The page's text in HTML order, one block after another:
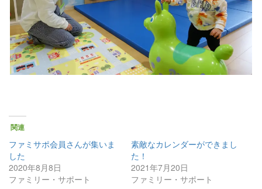
関連
ファミサポ会員さんが集いま
した
2020年8月8日
ファミリー・サポート
素敵なカレンダーができまし
た！
2021年7月20日
ファミリー・サポート